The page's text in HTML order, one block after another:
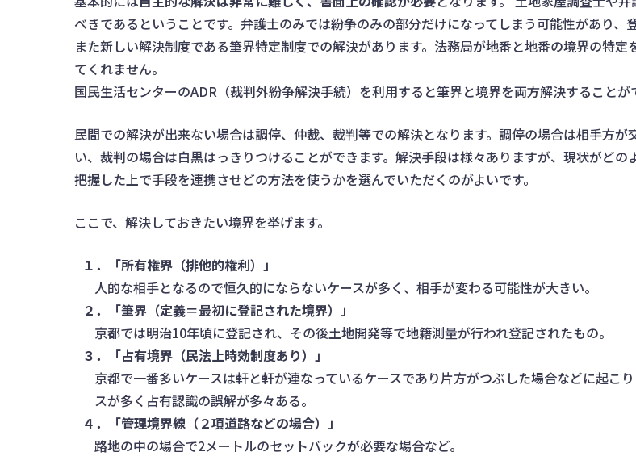
べきであるということです。弁護士のみでは紛争のみの部分だけになってしまう可能性があり、
また新しい解決制度である筆界特定制度での解決があります。法務局が地番と地番の境界の特
てくれません。
国民生活センターのADR（裁判外紛争解決手続）を利用すると筆界と境界を両方解決することが
民間での解決が出来ない場合は調停、仲裁、裁判等での解決となります。調停の場合は相手方
い、裁判の場合は白黒はっきりつけることができます。解決手段は様々ありますが、現状がど
把握した上で手段を連携させどの方法を使うかを選んでいただくのがよいです。
ここで、解決しておきたい境界を挙げます。
１．「所有権界（排他的権利）」
人的な相手となるので恒久的にならないケースが多く、相手が変わる可能性が大きい。
２．「筆界（定義＝最初に登記された境界）」
京都では明治10年頃に登記され、その後土地開発等で地籍測量が行われ登記されたもの。
３．「占有境界（民法上時効制度あり）」
京都で一番多いケースは軒と軒が連なっているケースであり片方がつぶした場合などに起こ
スが多く占有認識の誤解が多々ある。
４．「管理境界線（２項道路などの場合）」
路地の中の場合で2メートルのセットバックが必要な場合など。